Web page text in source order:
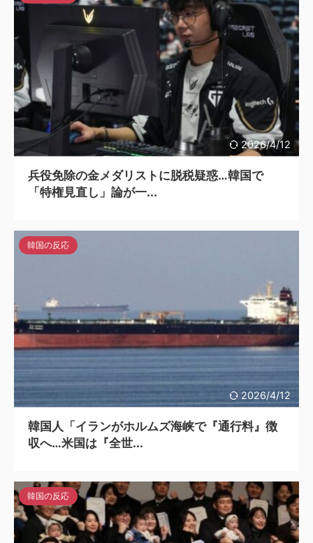
2026/4/12
兵役免除の金メダリストに脱税疑惑…韓国で
「特権見直し」論が一...
2026/4/12
韓国の反応
韓国人「イランがホルムズ海峡で『通行料』徴
収へ…米国は『全世...
韓国の反応